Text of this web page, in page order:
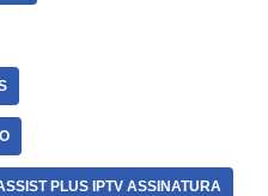
PLUS IPTV ASSINATURA